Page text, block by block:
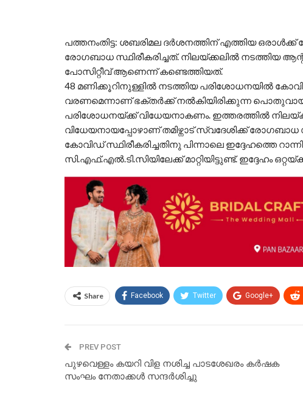
പത്തനംതിട്ട: ശബരിമല ദർശനത്തിന് എത്തിയ ഒരാൾക്ക്
രോഗബാധ സ്ഥിരീകരിച്ചത്. നിലയ്ക്കലിൽ നടത്തിയ
പോസിറ്റീവ് ആണെന്ന് കണ്ടെത്തിയത്.
48 മണിക്കൂറിനുള്ളിൽ നടത്തിയ പരിശോധനയിൽ
വരണമെന്നാണ് ഭക്തർക്ക് നൽകിയിരിക്കുന്ന
പരിശോധനയ്ക്ക് വിധേയനാകണം. ഇത്തരത്തിൽ
വിധേയനായപ്പോഴാണ് തമിഴ്നാട് സ്വദേശിക്ക് രോഗബാധ
കോവിഡ് സ്ഥിരീകരിച്ചതിനു പിന്നാലെ ഇദ്ദേഹത്തെ
സി.എഫ്.എൽ.ടി.സിയിലേക്ക് മാറ്റിയിട്ടുണ്ട്. ഇദ്ദേഹം
Share Facebook Twitter Google+
PREV POST
പുഴവെള്ളം കയറി വിള നശിച്ച പാടശേഖരം കർഷക
സംഘം നേതാക്കൾ സന്ദർശിച്ചു